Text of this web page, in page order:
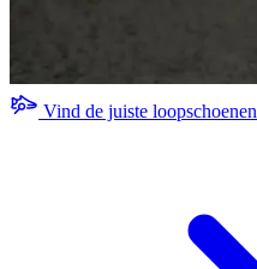
Vind de juiste loopschoenen